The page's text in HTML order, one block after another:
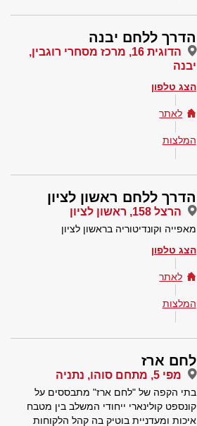
הדרך ללחם יבנה
הדוגית 16, מרכז מסחרי רוגבין,
יבנה
הצג טלפון
לאתר
המלצות
הדרך ללחם ראשון לציון
הרצל 158, ראשון לציון
מאפייה וקונדיטוריה בראשון לציון
הצג טלפון
לאתר
המלצות
לחם ארז
מפי 5, מתחם סוהו, נתניה
בתי הקפה של "לחם ארז" מתבססים על
קונספט קולינארי ייחודי המשלב בין מטבח
איכות ומעדניית בוטיק בה קהל הלקוחות